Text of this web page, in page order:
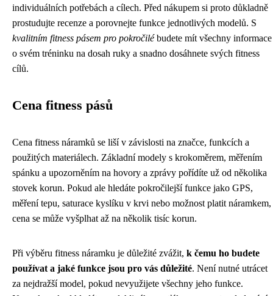
individuálních potřebách a cílech. Před nákupem si proto důkladně
prostudujte recenze a porovnejte funkce jednotlivých modelů. S
kvalitním fitness pásem pro pokročilébudete mít všechny informace
o svém tréninku na dosah ruky a snadno dosáhnete svých fitness
cílů.
Cena fitness pásů
Cena fitness náramků se liší v závislosti na značce, funkcích a
použitých materiálech. Základní modely s krokoměrem, měřením
spánku a upozorněním na hovory a zprávy pořídíte už od několika
stovek korun. Pokud ale hledáte pokročilejší funkce jako GPS,
měření tepu, saturace kyslíku v krvi nebo možnost platit náramkem,
cena se může vyšplhat až na několik tisíc korun.
Při výběru fitness náramku je důležité zvážit, k čemu ho budete
používat a jaké funkce jsou pro vás důležité. Není nutné utrácet
za nejdražší model, pokud nevyužijete všechny jeho funkce.